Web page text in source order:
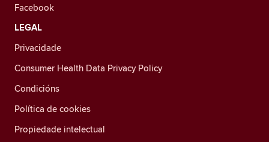
Facebook
LEGAL
Privacidade
Consumer Health Data Privacy Policy
Condicións
Política de cookies
Propiedade intelectual